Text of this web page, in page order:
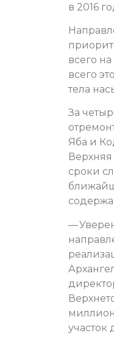
в 2016
всего
всего
тела
За
Яба и
сроки
—